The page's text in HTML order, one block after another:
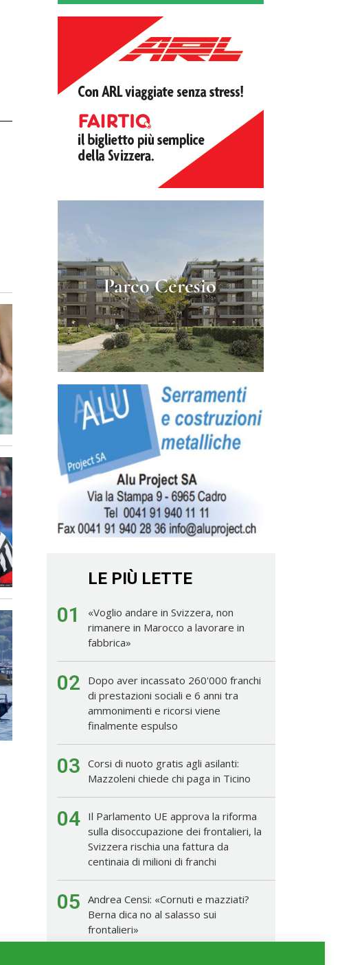
LE PIÙ LETTE
01
«Voglio andare in Svizzera, non
rimanere in Marocco a lavorare in
fabbrica»
02
Dopo aver incassato 260'000 franchi
di prestazioni sociali e 6 anni tra
ammonimenti e ricorsi viene
finalmente espulso
03 Corsi di nuoto gratis agli asilanti:
Mazzoleni chiede chi paga in Ticino
04
Il Parlamento UE approva la riforma
sulla disoccupazione dei frontalieri, la
Svizzera rischia una fattura da
centinaia di milioni di franchi
05 Andrea Censi: «Cornuti e mazziati?
Berna dica no al salasso sui
frontalieri»